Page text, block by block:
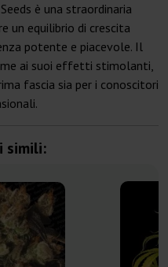
è una straordinaria
un equilibrio di crescita
potente e piacevole. Il
ai suoi effetti stimolanti,
fascia sia per i conoscitori
simili: